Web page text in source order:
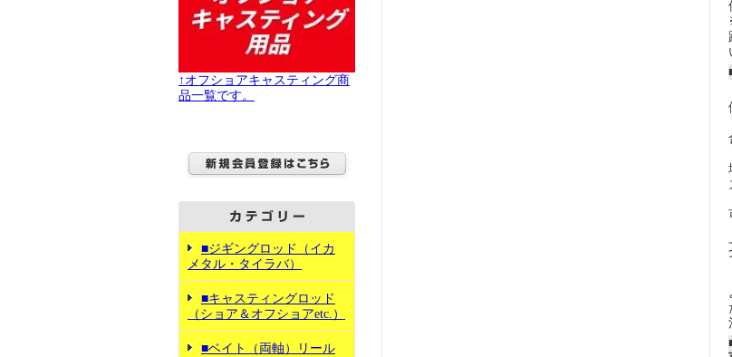
↑オフショアキャスティング商
品一覧です。
■ジギングロッド（イカ
メタル・タイラバ）
■キャスティングロッド
（ショア＆オフショアetc.）
■ベイト（両軸）リール